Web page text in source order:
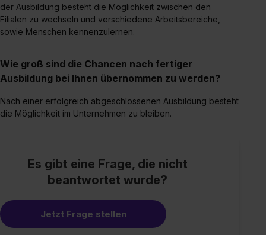
der Ausbildung besteht die Möglichkeit zwischen den
Filialen zu wechseln und verschiedene Arbeitsbereiche,
sowie Menschen kennenzulernen.
Wie groß sind die Chancen nach fertiger
Ausbildung bei Ihnen übernommen zu werden?
Nach einer erfolgreich abgeschlossenen Ausbildung besteht
die Möglichkeit im Unternehmen zu bleiben.
Es gibt eine Frage, die nicht
beantwortet wurde?
Jetzt Frage stellen